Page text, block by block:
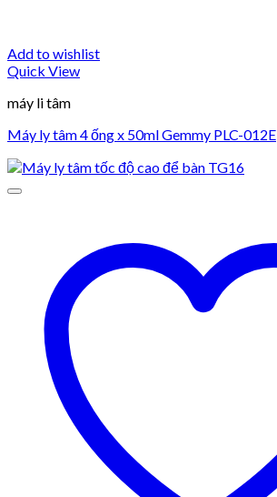
Add to wishlist
Quick View
máy li tâm
Máy ly tâm 4 ống x 50ml Gemmy PLC-012E